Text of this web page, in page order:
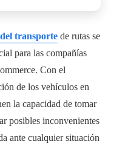
transporte de rutas se
para las compañías
Con el
de los vehículos en
la capacidad de tomar
posibles inconvenientes
ante cualquier situación